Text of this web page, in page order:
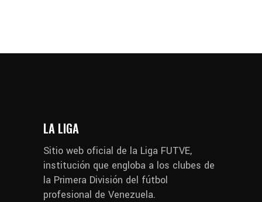
LA LIGA
Sitio web oficial de la Liga FUTVE,
institución que engloba a los clubes de
la Primera División del fútbol
profesional de Venezuela.